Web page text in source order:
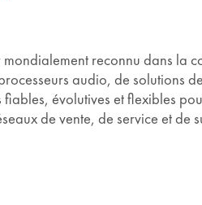
reconnu dans
audio, de solutions
évolutives et flexibles
de vente, de service et de